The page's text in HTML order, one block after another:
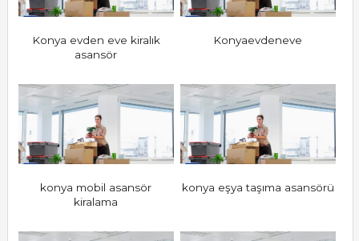
Konya evden eve kiralık
asansör
Konyaevdeneve
konya mobil asansör
kiralama
konya eşya taşıma asansörü